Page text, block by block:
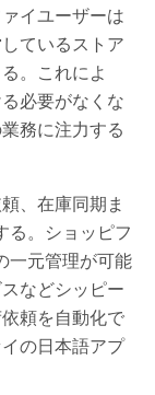
イユーザーは
ているストア
。これによ
必要がなくな
務に注力する
、在庫同期ま
る。ショッピフ
一元管理が可能
などシッピー
頼を自動化で
の日本語アプ